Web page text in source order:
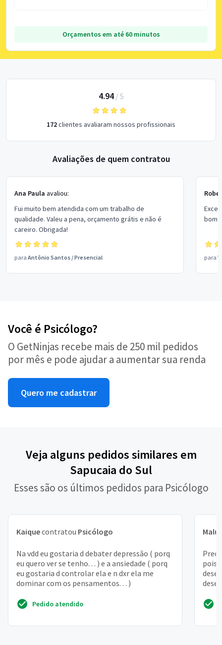
Orçamentos em até 60 minutos
4.94/ 5
172clientes avaliaram nossos profissionais
Avaliações de quem contratou
Ana Paula avaliou:
Fui muito bem atendida com um trabalho de
qualidade. Valeu a pena, orçamento grátis e não é
careiro. Obrigada!
para Antônio Santos /Presencial
bom
para
Você é Psicólogo?
O GetNinjas recebe mais de 250 mil pedidos
por mês e pode ajudar a aumentar sua renda
Quero me cadastrar
Veja alguns pedidos similares em
Sapucaia do Sul
Esses são os últimos pedidos para Psicólogo
Kaiquecontratou Psicólogo
Na vdd eu gostaria d debater depressão ( porq
eu quero ver se tenho. . . ) e a ansiedade ( porq
eu gostaria d controlar ela e n dxr ela me
dominar com os pensamentos. . . )
Pedido atendido
Malu
pois